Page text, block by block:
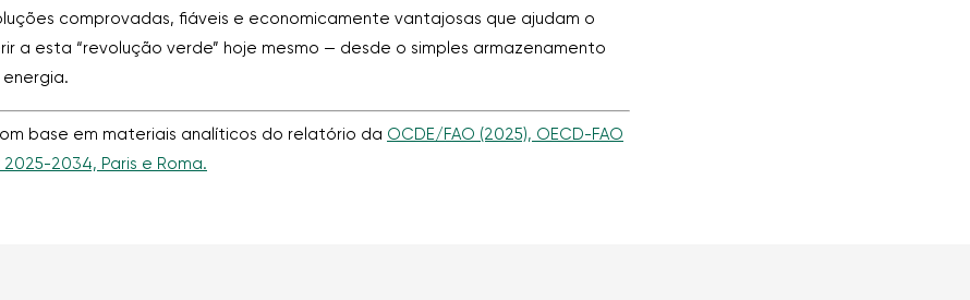
comprovadas, fiáveis e economicamente vantajosas que ajudam o
a esta “revolução verde” hoje mesmo — desde o simples armazenamento
base em materiais analíticos do relatório da OCDE/FAO (2025), OECD-FAO
2034, Paris e Roma.